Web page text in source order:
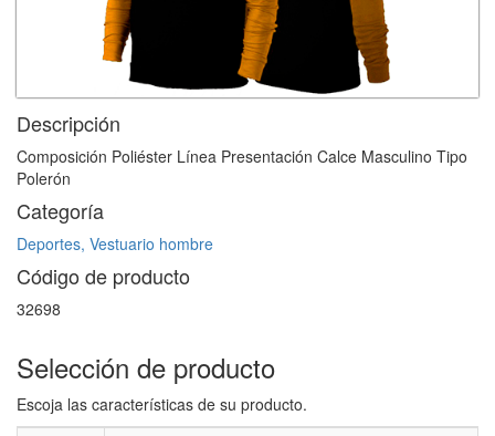
Descripción
Composición Poliéster Línea Presentación Calce Masculino Tipo
Polerón
Categoría
Deportes, Vestuario hombre
Código de producto
32698
Selección de producto
Escoja las características de su producto.